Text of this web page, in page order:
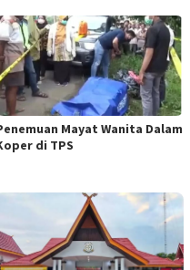
Mayat Wanita Dalam
di TPS